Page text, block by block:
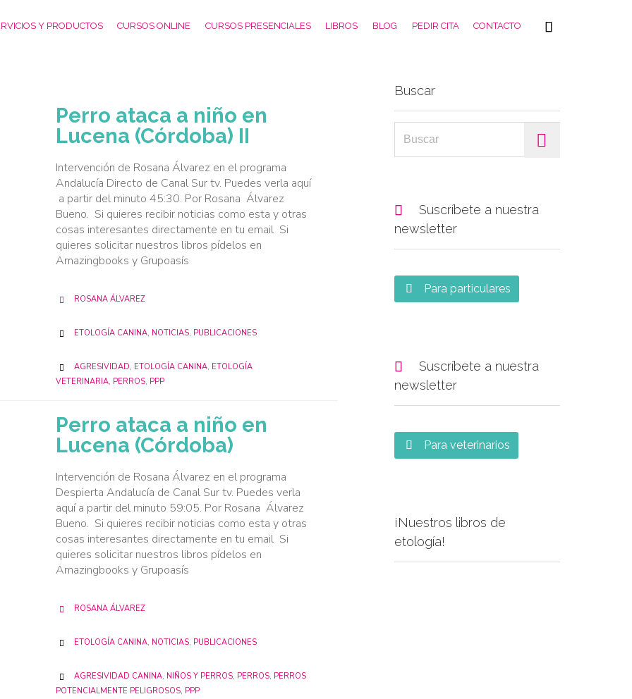
Skip
Y PRODUCTOS CURSOS ONLINE CURSOS PRESENCIALES LIBROS BLOG PEDIR CITA CONTACTO 
Perro ataca a niño en
Lucena (Córdoba) II
Intervención de Rosana Álvarez en el programa
Andalucía Directo de Canal Sur tv. Puedes verla aquí
a partir del minuto 45:30. Por Rosana Álvarez
Bueno. Si quieres recibir noticias como esta y otras
cosas interesantes directamente en tu email Si
quieres solicitar nuestros libros pídelos en
Amazingbooks y Grupoasís
 ROSANA ÁLVAREZ
 CATEGORY
ETOLOGÍA CANINA, NOTICIAS, PUBLICACIONES
 CATEGORY
AGRESIVIDAD, ETOLOGÍA CANINA, ETOLOGÍA
VETERINARIA, PERROS, PPP
Perro ataca a niño en
Lucena (Córdoba)
Intervención de Rosana Álvarez en el programa
Despierta Andalucía de Canal Sur tv. Puedes verla
aquí a partir del minuto 59:05. Por Rosana Álvarez
Bueno. Si quieres recibir noticias como esta y otras
cosas interesantes directamente en tu email Si
quieres solicitar nuestros libros pídelos en
Amazingbooks y Grupoasís
 ROSANA ÁLVAREZ
 CATEGORY
ETOLOGÍA CANINA, NOTICIAS, PUBLICACIONES
 CATEGORY
AGRESIVIDAD CANINA, NIÑOS Y PERROS, PERROS, PERROS
POTENCIALMENTE PELIGROSOS, PPP
Buscar

Suscríbete a nuestra
newsletter
 Para particulares

Suscríbete a nuestra
newsletter
 Para veterinarios
¡Nuestros libros de
etología!